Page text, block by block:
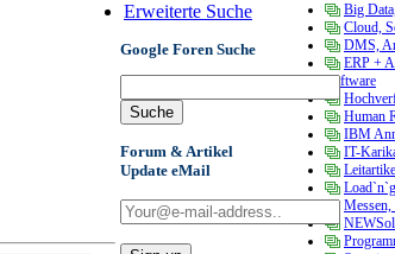
Erweiterte Suche
Google Foren Suche
Forum & Artikel
Update eMail
Big
Cloud,
DMS,
ERP +
Software
Human
IBM
IT-
Messen,